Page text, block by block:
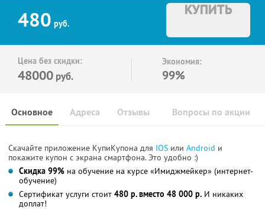
480 руб.
КУПИТЬ
Цена без скидки:
48000 руб.
Экономия:
99%
Основное Отзывы Вопросы по акции
Адреса
Скачайте приложение КупиКупона для IOS или Android и
покажите купон с экрана смартфона. Это удобно :)
Скидка 99% на обучение на курсе «Имиджмейкер» (интернет-
обучение)
Сертификат услуги стоит 480 р. вместо 48 000 р. И никаких
доплат!